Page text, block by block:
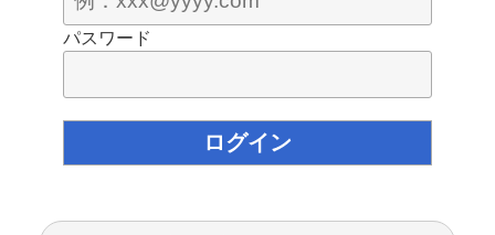
パスワード